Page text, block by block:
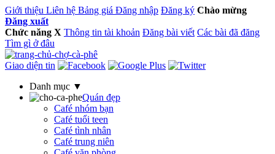
Giới thiệu Liên hệ Bảng giá Đăng nhập Đăng ký Chào mừng
Đăng xuất
Chức năng X Thông tin tài khoản Đăng bài viết Các bài đã đăng
Tìm gì ở đâu
Giao diện tin
Danh mục ▼
Quán đẹp
Café nhóm bạn
Café tuổi teen
Café tình nhân
Café trung niên